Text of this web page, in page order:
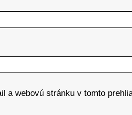
a webovú stránku v tomto